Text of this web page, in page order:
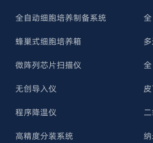
全自动细胞培养制备系统
蜂巢式细胞培养箱
微阵列芯片扫描仪
无创导入仪
程序降温仪
高精度分装系统